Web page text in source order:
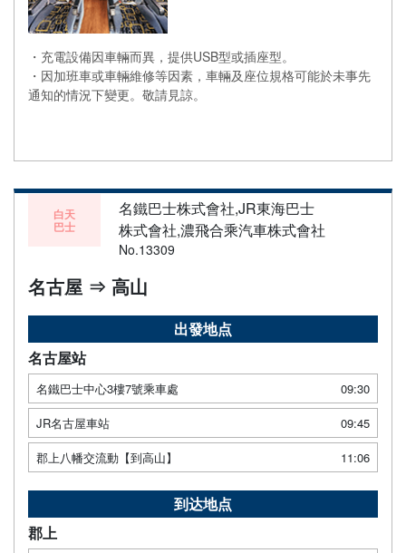
・充電設備因車輛而異，提供USB型或插座型。
・因加班車或車輛維修等因素，車輛及座位規格可能於未事先
通知的情況下變更。敬請見諒。
白天
巴士
名鐵巴士株式會社,JR東海巴士
株式會社,濃飛合乘汽車株式會社
No.13309
名古屋 ⇒ 高山
出發地点
名古屋站
名鐵巴士中心3樓7號乘車處
09:30
JR名古屋車站
09:45
郡上八幡交流動【到高山】
11:06
到达地点
郡上